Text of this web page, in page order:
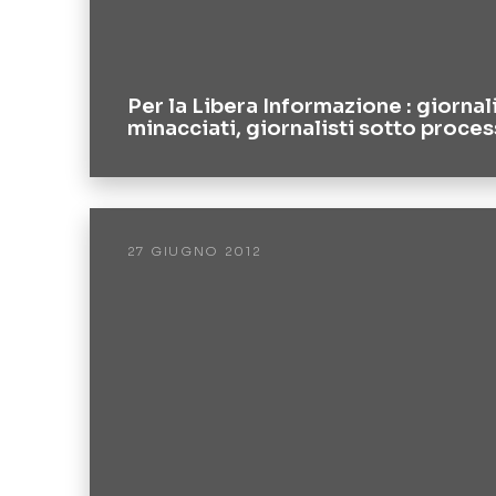
Per la Libera Informazione :
minacciati, giornalisti sotto
27 GIUGNO 2012